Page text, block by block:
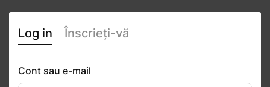
Log in Înscrieți-vă
Cont sau e-mail